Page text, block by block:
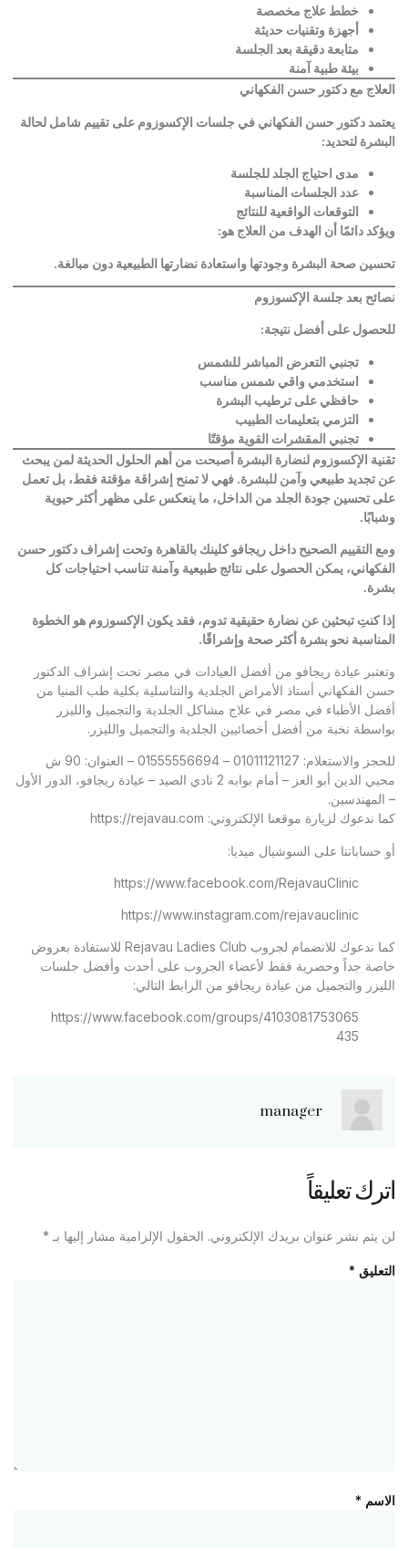
خطط علاج مخصصة
أجهزة وتقنيات حديثة
متابعة دقيقة بعد الجلسة
بيئة طبية آمنة
العلاج مع دكتور حسن الفكهاني
يعتمد دكتور حسن الفكهاني في جلسات الإكسوزوم على تقييم شامل لحالة
البشرة لتحديد:
مدى احتياج الجلد للجلسة
عدد الجلسات المناسبة
التوقعات الواقعية للنتائج
ويؤكد دائمًا أن الهدف من العلاج هو:
تحسين صحة البشرة وجودتها واستعادة نضارتها الطبيعية دون مبالغة.
نصائح بعد جلسة الإكسوزوم
للحصول على أفضل نتيجة:
تجنبي التعرض المباشر للشمس
استخدمي واقي شمس مناسب
حافظي على ترطيب البشرة
التزمي بتعليمات الطبيب
تجنبي المقشرات القوية مؤقتًا
تقنية الإكسوزوم لنضارة البشرة أصبحت من أهم الحلول الحديثة لمن يبحث
عن تجديد طبيعي وآمن للبشرة. فهي لا تمنح إشراقة مؤقتة فقط، بل تعمل
على تحسين جودة الجلد من الداخل، ما ينعكس على مظهر أكثر حيوية
وشبابًا.
ومع التقييم الصحيح داخل ريجافو كلينك بالقاهرة وتحت إشراف دكتور حسن
الفكهاني، يمكن الحصول على نتائج طبيعية وآمنة تناسب احتياجات كل
بشرة.
إذا كنتِ تبحثين عن نضارة حقيقية تدوم، فقد يكون الإكسوزوم هو الخطوة
المناسبة نحو بشرة أكثر صحة وإشراقًا.
وتعتبر عيادة ريجافو من أفضل العيادات في مصر تحت إشراف الدكتور
حسن الفكهاني أستاذ الأمراض الجلدية والتناسلية بكلية طب المنيا من
أفضل الأطباء في مصر في علاج مشاكل الجلدية والتجميل والليزر
بواسطة نخبة من أفضل أخصائيين الجلدية والتجميل والليزر.
للحجز والاستعلام: 01011121127 – 01555556694 – العنوان: 90 ش
محيي الدين أبو العز – أمام بوابه 2 نادي الصيد – عيادة ريجافو، الدور الأول
– المهندسين.
كما ندعوك لزيارة موقعنا الإلكتروني: https://rejavau.com
أو حساباتنا على السوشيال ميديا:
https://www.facebook.com/RejavauClinic
https://www.instagram.com/rejavauclinic
كما ندعوك للانضمام لجروب Rejavau Ladies Club للاستفادة بعروض
خاصة جداً وحصرية فقط لأعضاء الجروب على أحدث وأفضل جلسات
الليزر والتجميل من عيادة ريجافو من الرابط التالي:
https://www.facebook.com/groups/4103081753065
435
manager
اترك تعليقاً
لن يتم نشر عنوان بريدك الإلكتروني. الحقول الإلزامية مشار إليها بـ *
التعليق *
الاسم *